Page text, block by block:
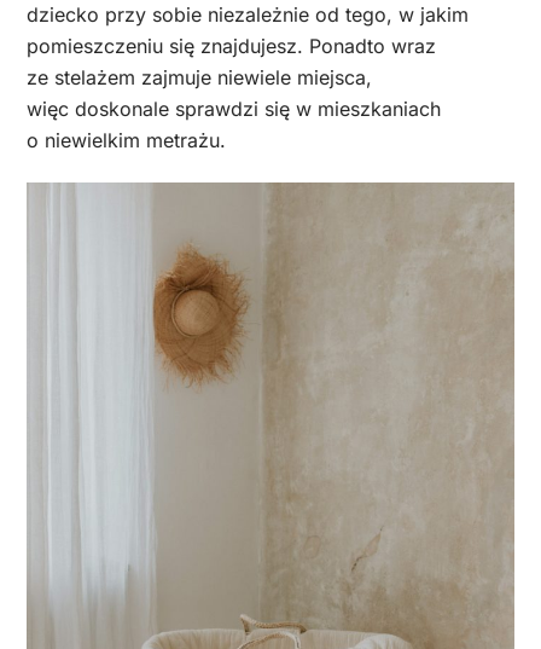
dziecko przy sobie niezależnie od tego, w jakim
pomieszczeniu się znajdujesz. Ponadto wraz
ze stelażem zajmuje niewiele miejsca,
więc doskonale sprawdzi się w mieszkaniach
o niewielkim metrażu.